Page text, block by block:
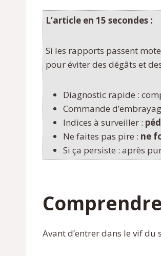
L’article en 15 secondes :
Si les rapports passent
pour éviter des dégâts et
Diagnostic rapide :
Commande
Indices à surveiller :
Ne faites pas pire : ne
Si ça persiste : après
Avant d’entrer dans le vif